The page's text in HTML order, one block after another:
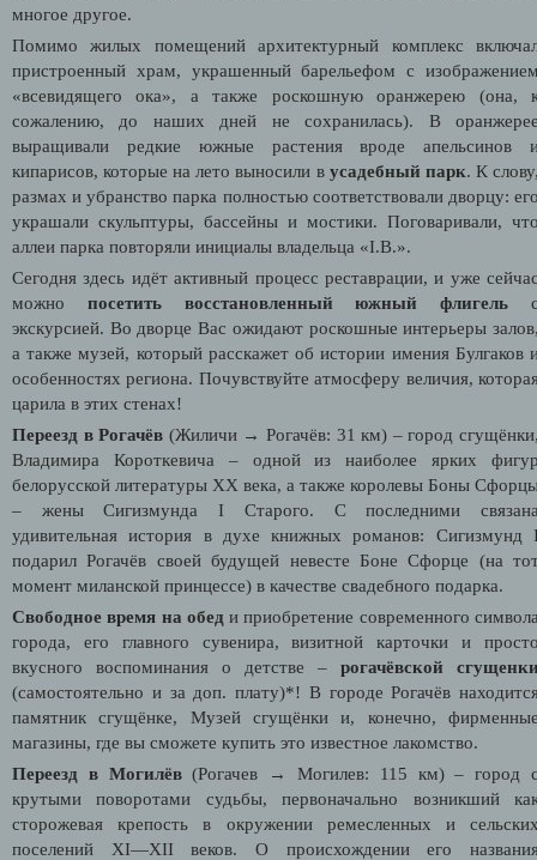
многое другое.
Помимо жилых помещений архитектурный комплекс
пристроенный храм, украшенный барельефом с
«всевидящего ока», а также роскошную оранжерею (она,
сожалению, до наших дней не сохранилась). В
выращивали редкие южные растения вроде апельсинов
кипарисов, которые на лето выносили вусадебный парк. К
размах и убранство парка полностью соответствовали дворцу:
украшали скульптуры, бассейны и мостики. Поговаривали,
аллеи парка повторяли инициалы владельца «I.B.».
Сегодня здесь идёт активный процесс реставрации, и уже
можно посетить восстановленный южный флигель
экскурсией. Во дворце Вас ожидают роскошные интерьеры
а также музей, который расскажет об истории имения Булгаков
особенностях региона. Почувствуйте атмосферу величия,
царила в этих стенах!
Переезд в Рогачёв (Жиличи → Рогачёв: 31 км) – город
Владимира Короткевича – одной из наиболее ярких
белорусской литературы XX века, а также королевы Боны
– жены Сигизмунда I Старого. С последними
удивительная история в духе книжных романов: Сигизмунд
подарил Рогачёв своей будущей невесте Боне Сфорце (на
момент миланской принцессе) в качестве свадебного подарка.
Свободное время на обед и приобретение современного
города, его главного сувенира, визитной карточки и
вкусного воспоминания о детстве – рогачёвской
(самостоятельно и за доп. плату)*! В городе Рогачёв
памятник сгущёнке, Музей сгущёнки и, конечно,
магазины, где вы сможете купить это известное лакомство.
Переезд в Могилёв(Рогачев → Могилев: 115 км) – город
крутыми поворотами судьбы, первоначально возникший
сторожевая крепость в окружении ремесленных и
поселений XI—XII веков. О происхождении его